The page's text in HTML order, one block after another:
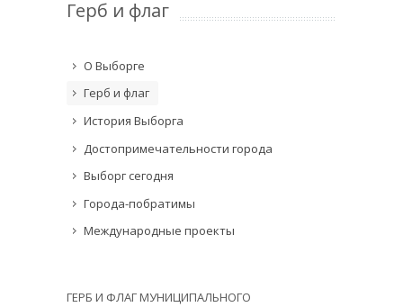
Герб и флаг
О Выборге
Герб и флаг
История Выборга
Достопримечательности города
Выборг сегодня
Города-побратимы
Международные проекты
ГЕРБ И ФЛАГ МУНИЦИПАЛЬНОГО